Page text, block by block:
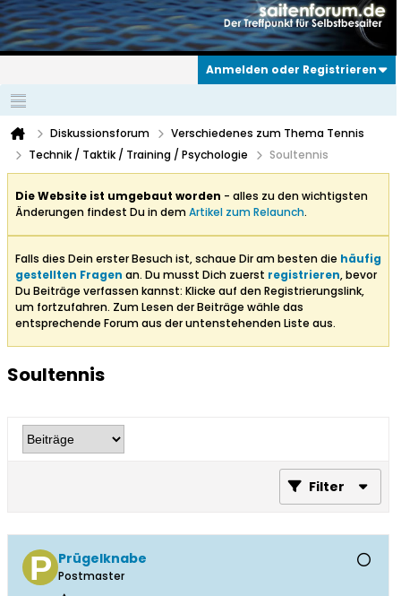
Anmelden oder Registrieren
Diskussionsforum
Verschiedenes zum Thema Tennis
Technik / Taktik / Training / Psychologie
Soultennis
Die Website ist umgebaut worden - alles zu den wichtigsten
Änderungen findest Du in demArtikel zum Relaunch.
Falls dies Dein erster Besuch ist, schaue Dir am besten die häufig
gestellten Fragen an. Du musst Dich zuerst registrieren, bevor
Du Beiträge verfassen kannst: Klicke auf den Registrierungslink,
um fortzufahren. Zum Lesen der Beiträge wähle das
entsprechende Forum aus der untenstehenden Liste aus.
Soultennis
Filter
Prügelknabe
Postmaster